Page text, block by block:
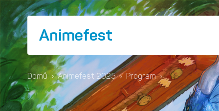
Animefest
Domů › Animefest 2025 › Program ›